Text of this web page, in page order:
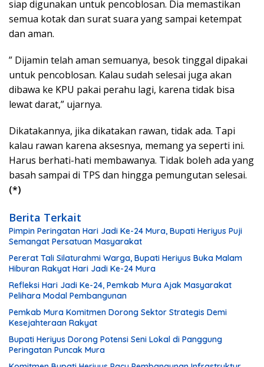
siap digunakan untuk pencoblosan. Dia memastikan
semua kotak dan surat suara yang sampai ketempat
dan aman.
” Dijamin telah aman semuanya, besok tinggal dipakai
untuk pencoblosan. Kalau sudah selesai juga akan
dibawa ke KPU pakai perahu lagi, karena tidak bisa
lewat darat,” ujarnya.
Dikatakannya, jika dikatakan rawan, tidak ada. Tapi
kalau rawan karena aksesnya, memang ya seperti ini.
Harus berhati-hati membawanya. Tidak boleh ada yang
basah sampai di TPS dan hingga pemungutan selesai.
(*)
Berita Terkait
Pimpin Peringatan Hari Jadi Ke-24 Mura, Bupati Heriyus Puji
Semangat Persatuan Masyarakat
Pererat Tali Silaturahmi Warga, Bupati Heriyus Buka Malam
Hiburan Rakyat Hari Jadi Ke-24 Mura
Refleksi Hari Jadi Ke-24, Pemkab Mura Ajak Masyarakat
Pelihara Modal Pembangunan
Pemkab Mura Komitmen Dorong Sektor Strategis Demi
Kesejahteraan Rakyat
Bupati Heriyus Dorong Potensi Seni Lokal di Panggung
Peringatan Puncak Mura